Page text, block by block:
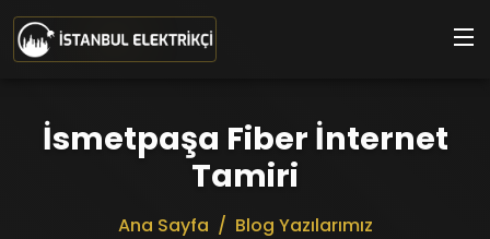
Ana içeriğe geç
İsmetpaşa Fiber İnternet
Tamiri
Ana Sayfa
Blog Yazılarımız